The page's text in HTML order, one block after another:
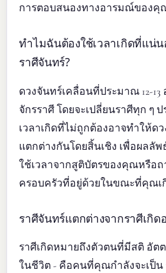
การตอบสนองทางอารมณ์ของคุ
ทำไมฉันต้องใช้เวลาเกิดที่แน่
ราศีจันทร์?
ดวงจันทร์เคลื่อนที่ประมาณ 12-
จักรราศี โดยจะเปลี่ยนราศีทุก ๆ ป
เวลาเกิดที่ไม่ถูกต้องอาจทำให้ด
แตกต่างกันโดยสิ้นเชิง เพื่อผลลั
ใช้เวลาจากสูติบัตรของคุณหรือ
ครอบครัวที่อยู่ด้วยในขณะที่คุณเ
ราศีจันทร์แตกต่างจากราศีเกิด
ราศีเกิดหมายถึงตัวตนที่มีสติ อัต
ในชีวิต - คือคนที่คุณกำลังจะเป็